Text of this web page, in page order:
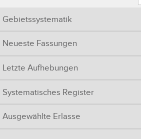
Gebietssystematik
Neueste Fassungen
Letzte Aufhebungen
Systematisches Register
Ausgewählte Erlasse